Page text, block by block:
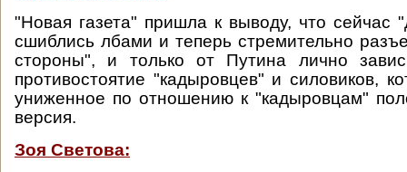
"Новая газета" пришла к выводу, что сейчас
сшиблись лбами и теперь стремительно
стороны", и только от Путина лично
противостоятие "кадыровцев" и силовиков,
униженное по отношению к "кадыровцам"
версия.
Зоя Светова: